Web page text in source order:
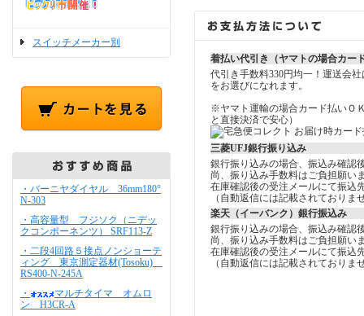
スイッチメーカー別
・バーニヤダイヤル 36mm180°
N-303
・高容量型 フジソク（ニデッ
クコンポーネンツ） SRF113-Z
・二段4回路５接点ノンショーテ
ィング 東京測定器材(Tosoku)
RS400-N-245A
・
マルチタイマ オムロ
ン H3CR-A
着払い代引き（ヤマトの場合カー
代引き手数料330円均一！運送会
をお選びになれます。
※ヤマト運輸の場合カード払いＯ
と直接決済で安心）
三菱UFJ銀行振り込み
銀行振り込みの場合、振込み確認
尚、振り込み手数料はご負担願い
在庫確認後の受注メールにて振込
（自動返信には記載されておりま
楽天（イーバンク）銀行振込み
銀行振り込みの場合、振込み確認
尚、振り込み手数料はご負担願い
在庫確認後の受注メールにて振込
（自動返信には記載されておりま